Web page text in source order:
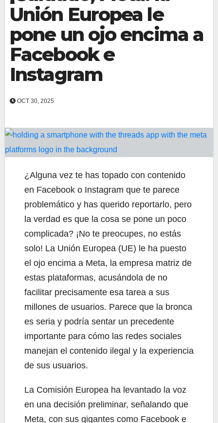
Unión Europea le
pone un ojo encima a
Facebook e
Instagram
OCT 30, 2025
¿Alguna vez te has topado con contenido
en Facebook o Instagram que te parece
problemático y has querido reportarlo, pero
la verdad es que la cosa se pone un poco
complicada? ¡No te preocupes, no estás
solo! La Unión Europea (UE) le ha puesto
el ojo encima a Meta, la empresa matriz de
estas plataformas, acusándola de no
facilitar precisamente esa tarea a sus
millones de usuarios. Parece que la bronca
es seria y podría sentar un precedente
importante para cómo las redes sociales
manejan el contenido ilegal y la experiencia
de sus usuarios.
La Comisión Europea ha levantado la voz
en una decisión preliminar, señalando que
Meta, con sus gigantes como Facebook e